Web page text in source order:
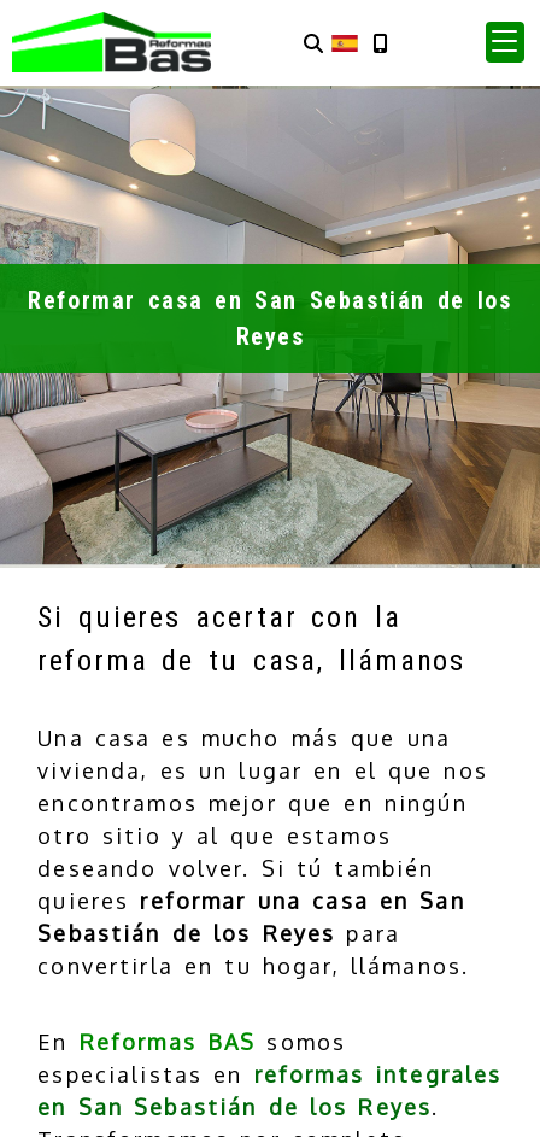
Reformar casa en San Sebastián de los
Reyes
Si quieres acertar con la
reforma de tu casa, llámanos
Una casa es mucho más que una
vivienda, es un lugar en el que nos
encontramos mejor que en ningún
otro sitio y al que estamos
deseando volver. Si tú también
quieres reformar una casa en San
Sebastián de los Reyes para
convertirla en tu hogar, llámanos.
En Reformas BAS somos
especialistas en reformas integrales
en San Sebastián de los Reyes.